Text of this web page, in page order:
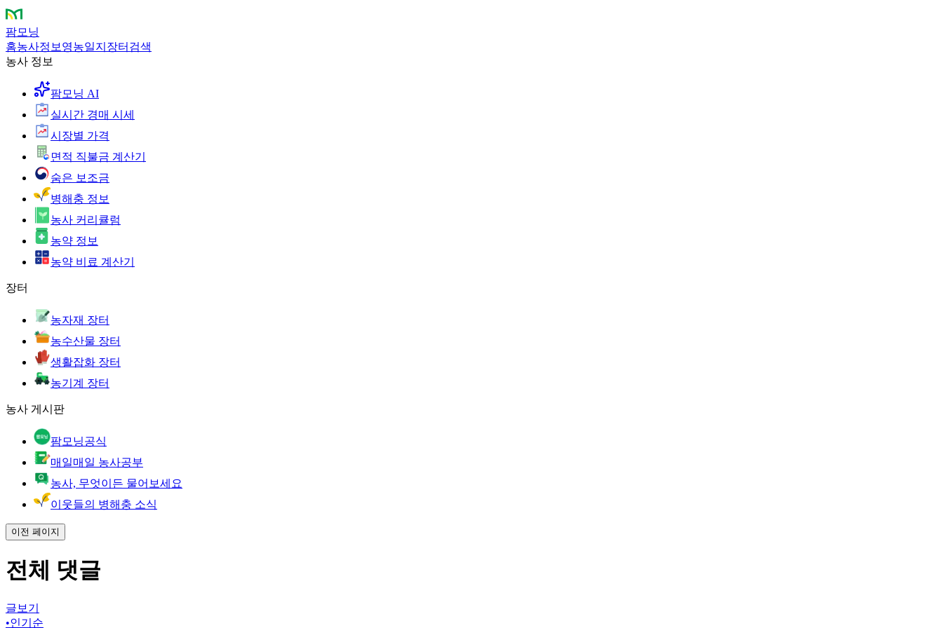
팜모닝
홈농사정보 영농일지 장터 검색
농사 정보
팜모닝 AI
실시간 경매 시세
시장별 가격
면적 직불금 계산기
숨은 보조금
병해충 정보
농사 커리큘럼
농약 정보
농약 비료 계산기
장터
농자재 장터
농수산물 장터
생활잡화 장터
농기계 장터
농사 게시판
팜모닝공식
매일매일 농사공부
농사, 무엇이든 물어보세요
이웃들의 병해충 소식
이전 페이지
전체 댓글
글보기
•인기순